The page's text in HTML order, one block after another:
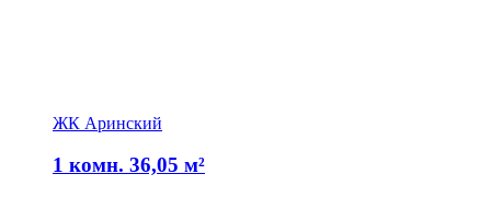
ЖК Аринский
1 комн. 36,05 м²